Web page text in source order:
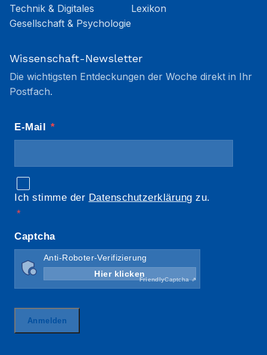
Technik & Digitales
Gesellschaft & Psychologie
Lexikon
Wissenschaft-Newsletter
Die wichtigsten Entdeckungen der Woche direkt in Ihr
Postfach.